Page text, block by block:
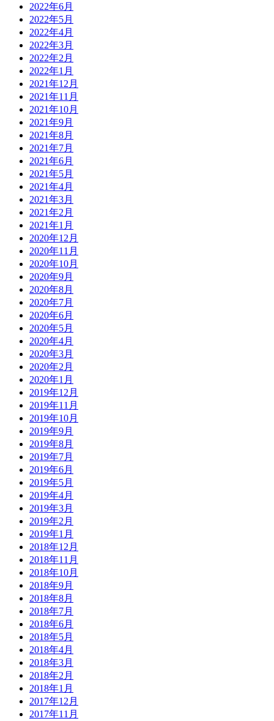
2022年6月
2022年5月
2022年4月
2022年3月
2022年2月
2022年1月
2021年12月
2021年11月
2021年10月
2021年9月
2021年8月
2021年7月
2021年6月
2021年5月
2021年4月
2021年3月
2021年2月
2021年1月
2020年12月
2020年11月
2020年10月
2020年9月
2020年8月
2020年7月
2020年6月
2020年5月
2020年4月
2020年3月
2020年2月
2020年1月
2019年12月
2019年11月
2019年10月
2019年9月
2019年8月
2019年7月
2019年6月
2019年5月
2019年4月
2019年3月
2019年2月
2019年1月
2018年12月
2018年11月
2018年10月
2018年9月
2018年8月
2018年7月
2018年6月
2018年5月
2018年4月
2018年3月
2018年2月
2018年1月
2017年12月
2017年11月